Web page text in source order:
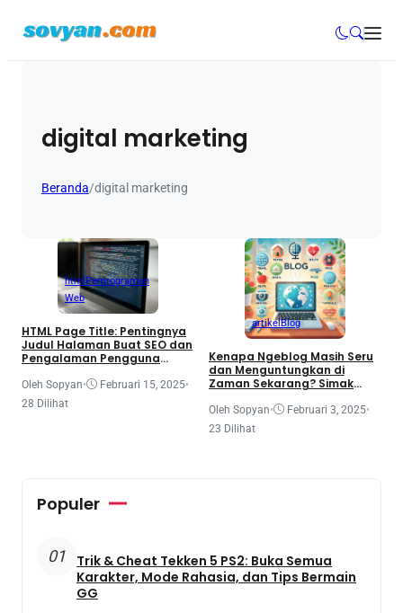
digital marketing
Beranda/digital marketing
html Pemrograman
Web
HTML Page Title: Pentingnya
Judul Halaman Buat SEO dan
Pengalaman Pengguna
Oleh Sopyan• Februari 15, 2025•
28 Dilihat
artikelBlog
Kenapa Ngeblog Masih Seru
dan Menguntungkan di
Zaman Sekarang? Simak
Oleh Sopyan• Februari 3, 2025•
23 Dilihat
Populer
01
Trik & Cheat Tekken 5 PS2: Buka Semua
Karakter, Mode Rahasia, dan Tips Bermain
GG